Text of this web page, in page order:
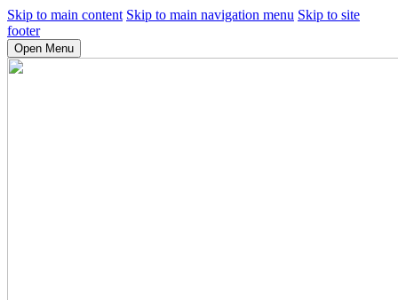
Skip to main content Skip to main navigation menu Skip to site
footer
Open Menu